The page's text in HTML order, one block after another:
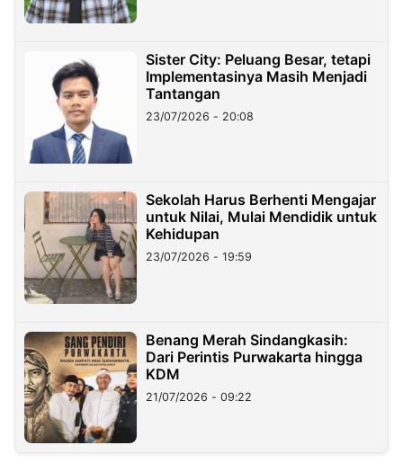
Sister City: Peluang Besar, tetapi
Implementasinya Masih Menjadi
Tantangan
23/07/2026 - 20:08
Sekolah Harus Berhenti Mengajar
untuk Nilai, Mulai Mendidik untuk
Kehidupan
23/07/2026 - 19:59
Benang Merah Sindangkasih:
Dari Perintis Purwakarta hingga
KDM
21/07/2026 - 09:22